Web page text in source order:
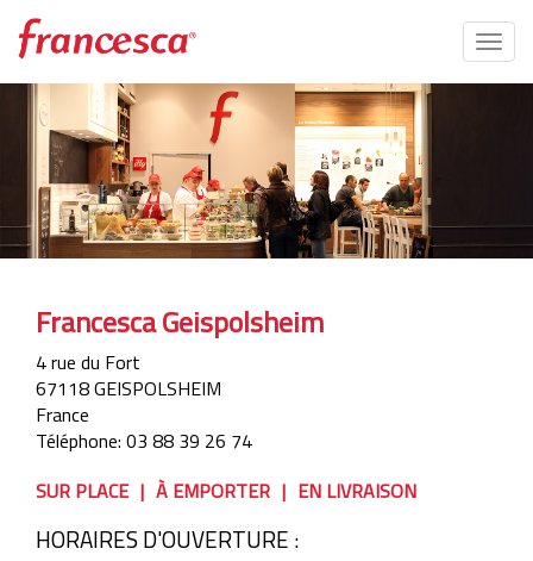
Aller
contenu
principal
Francesca Geispolsheim
4 rue du Fort
67118GEISPOLSHEIM
France
Téléphone: 03 88 39 26 74
SUR PLACE
À EMPORTER EN LIVRAISON
HORAIRES D'OUVERTURE :